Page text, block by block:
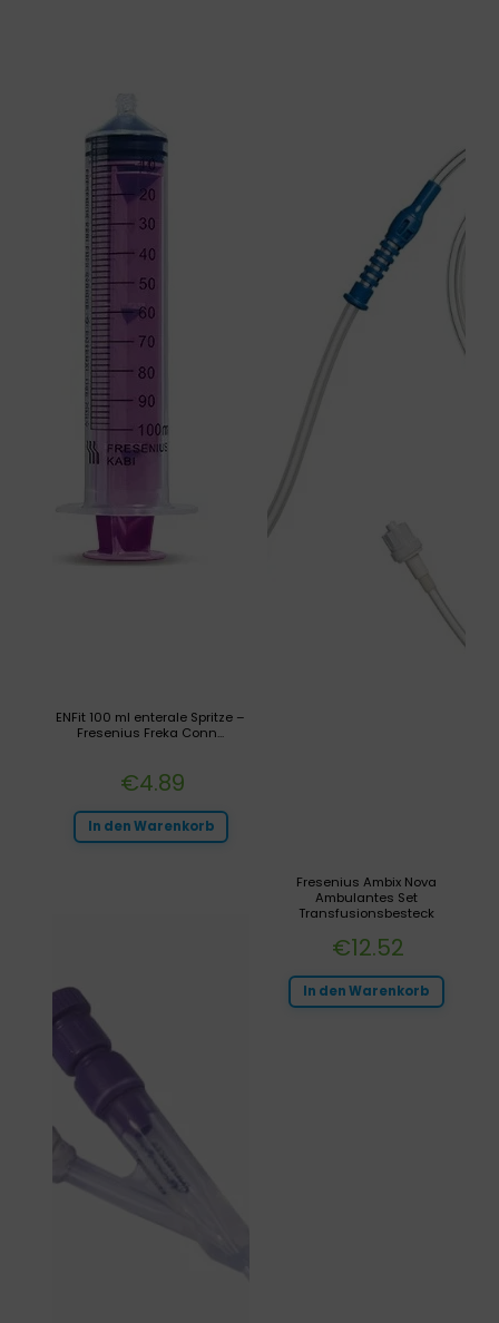
Fresenius Ambix Nova
Ambulantes Set
Transfusionsbesteck
€12.52
In den Warenkorb
ENFit 100 ml enterale Spritze –
Fresenius Freka Conn...
€4.89
In den Warenkorb